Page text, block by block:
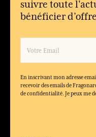
Peut-on retrouver les
Les éditions antérieures
suivre toute
bénéficier
En inscrivant mon adresse
recevoir des emails de
de confidentialité. Je peux me